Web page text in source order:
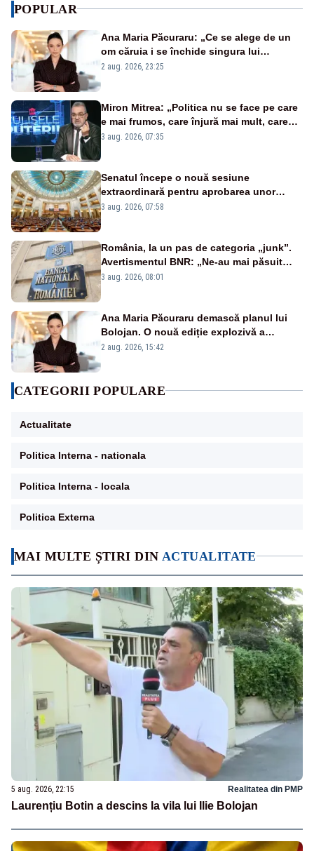
MAI MULTE ȘTIRI DIN ACTUALITATE
5 aug. 2026, 22:15 Realitatea din PMP
Laurențiu Botin a descins la vila lui Ilie Bolojan
POPULAR
Ana Maria Păcuraru: „Ce se alege de un
om căruia i se închide singura lui
portiță?”
2 aug. 2026, 23:25
Miron Mitrea: „Politica nu se face pe care
e mai frumos, care înjură mai mult, care
țipă mai tare, ci pe proiecte”
3 aug. 2026, 07:35
Senatul începe o nouă sesiune
extraordinară pentru aprobarea unor
jaloane din PNRR
3 aug. 2026, 07:58
România, la un pas de categoria „junk”.
Avertismentul BNR: „Ne-au mai păsuit
pentru câteva luni”
3 aug. 2026, 08:01
Ana Maria Păcuraru demască planul lui
Bolojan. O nouă ediție explozivă a
emisiunii „Miza Zilei” la Realitatea PLUS
2 aug. 2026, 15:42
CATEGORII POPULARE
Actualitate
Politica Interna - nationala
Politica Interna - locala
Politica Externa